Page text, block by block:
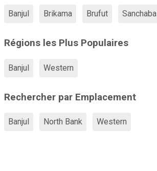
Banjul Brikama Brufut Sanchaba
Régions les Plus Populaires
Banjul Western
Rechercher par Emplacement
Banjul North Bank Western